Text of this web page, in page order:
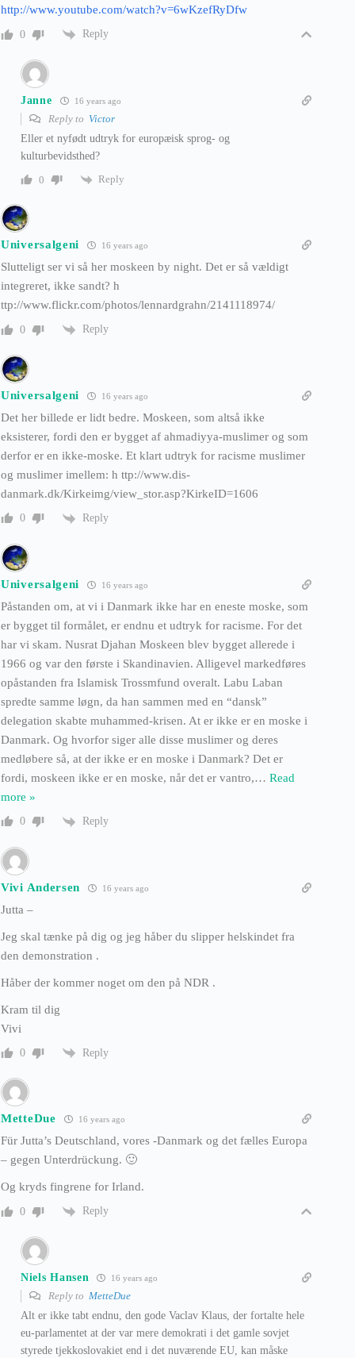
http://www.youtube.com/watch?v=6wKzefRyDfw
0 Reply
Janne 16 years ago
Reply to Victor
Eller et nyfødt udtryk for europæisk sprog- og
kulturbevidsthed?
0
Reply
Universalgeni 16 years ago
Slutteligt ser vi så her moskeen by night. Det er så vældigt
integreret, ikke sandt? h
ttp://www.flickr.com/photos/lennardgrahn/2141118974/
0 Reply
Universalgeni 16 years ago
Det her billede er lidt bedre. Moskeen, som altså ikke
eksisterer, fordi den er bygget af ahmadiyya-muslimer og som
derfor er en ikke-moske. Et klart udtryk for racisme muslimer
og muslimer imellem: h ttp://www.dis-
danmark.dk/Kirkeimg/view_stor.asp?KirkeID=1606
0 Reply
Universalgeni 16 years ago
Påstanden om, at vi i Danmark ikke har en eneste moske, som
er bygget til formålet, er endnu et udtryk for racisme. For det
har vi skam. Nusrat Djahan Moskeen blev bygget allerede i
1966 og var den første i Skandinavien. Alligevel markedføres
opåstanden fra Islamisk Trossmfund overalt. Labu Laban
spredte samme løgn, da han sammen med en “dansk”
delegation skabte muhammed-krisen. At er ikke er en moske i
Danmark. Og hvorfor siger alle disse muslimer og deres
medløbere så, at der ikke er en moske i Danmark? Det er
fordi, moskeen ikke er en moske, når det er vantro,… Read
more »
0 Reply
Vivi Andersen 16 years ago
Jutta –
Jeg skal tænke på dig og jeg håber du slipper helskindet fra
den demonstration .
Håber der kommer noget om den på NDR .
Kram til dig
Vivi
0 Reply
MetteDue 16 years ago
Für Jutta’s Deutschland, vores -Danmark og det fælles Europa
– gegen Unterdrückung. 🙂
Og kryds fingrene for Irland.
0 Reply
Niels Hansen 16 years ago
Reply to MetteDue
Alt er ikke tabt endnu, den gode Vaclav Klaus, der fortalte hele
eu-parlamentet at der var mere demokrati i det gamle sovjet
styrede tjekkoslovakiet end i det nuværende EU, kan måske